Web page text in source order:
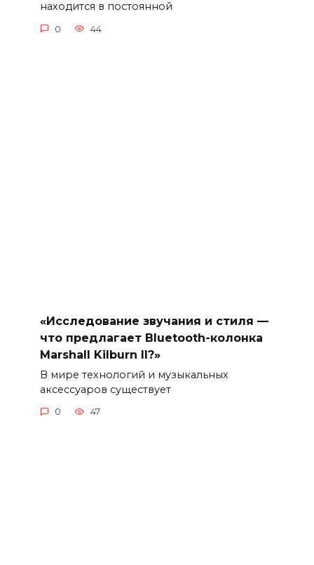
находится в постоянной
0 44
«Исследование звучания и стиля —
что предлагает Bluetooth-колонка
Marshall Kilburn II?»
В мире технологий и музыкальных
аксессуаров существует
0 47